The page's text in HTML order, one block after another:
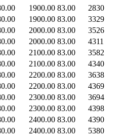
1900.00 83.00
2830
1900.00 83.00
3329
2000.00 83.00
3526
2000.00 83.00
4311
2100.00 83.00
3582
2100.00 83.00
4340
2200.00 83.00
3638
2200.00 83.00
4369
2300.00 83.00
3694
2300.00 83.00
4398
2400.00 83.00
4390
2400.00 83.00
5380